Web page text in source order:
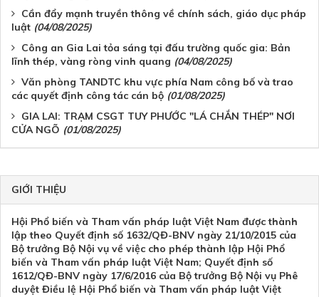
Cần đẩy mạnh truyền thông về chính sách, giáo dục pháp
luật (04/08/2025)
Công an Gia Lai tỏa sáng tại đấu trường quốc gia: Bản
lĩnh thép, vàng ròng vinh quang (04/08/2025)
Văn phòng TANDTC khu vực phía Nam công bố và trao
các quyết định công tác cán bộ (01/08/2025)
GIA LAI: TRẠM CSGT TUY PHƯỚC "LÁ CHẮN THÉP" NƠI
CỬA NGÕ (01/08/2025)
GIỚI THIỆU
Hội Phổ biến và Tham vấn pháp luật Việt Nam được thành
lập theo Quyết định số 1632/QĐ-BNV ngày 21/10/2015 của
Bộ trưởng Bộ Nội vụ về việc cho phép thành lập Hội Phổ
biến và Tham vấn pháp luật Việt Nam; Quyết định số
1612/QĐ-BNV ngày 17/6/2016 của Bộ trưởng Bộ Nội vụ Phê
duyệt Điều lệ Hội Phổ biến và Tham vấn pháp luật Việt